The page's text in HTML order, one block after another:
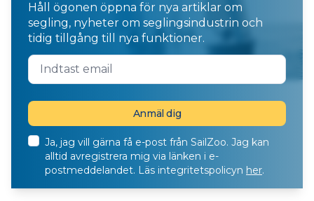
Håll ögonen öppna för nya artiklar om
segling, nyheter om seglingsindustrin och
tidig tillgång till nya funktioner.
Ja, jag vill gärna få e-post från SailZoo. Jag kan
alltid avregistrera mig via länken i e-
postmeddelandet. Läs integritetspolicyn her.